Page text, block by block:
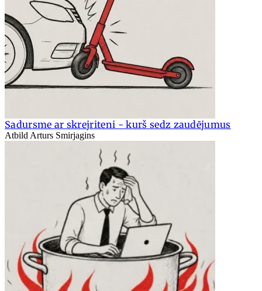
Sadursme ar skrejriteni - kurš sedz zaudējumus
Atbild Arturs Smirjagins